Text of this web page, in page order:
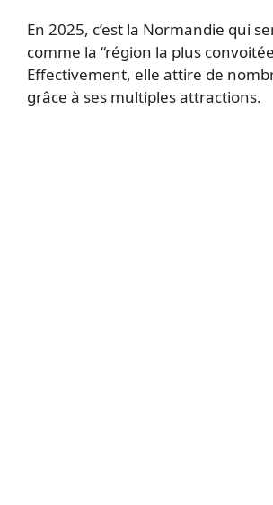
En 2025, c’est la Normandie qui
comme la “région la plus convoitée
Effectivement, elle attire de
grâce à ses multiples attractions.